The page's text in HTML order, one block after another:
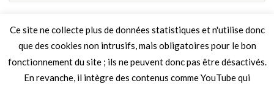
LIRE PLUS
Ce site ne collecte plus de données statistiques et n'utilise donc
que des cookies non intrusifs, mais obligatoires pour le bon
fonctionnement du site ; ils ne peuvent donc pas être désactivés.
En revanche, il intègre des contenus comme YouTube qui